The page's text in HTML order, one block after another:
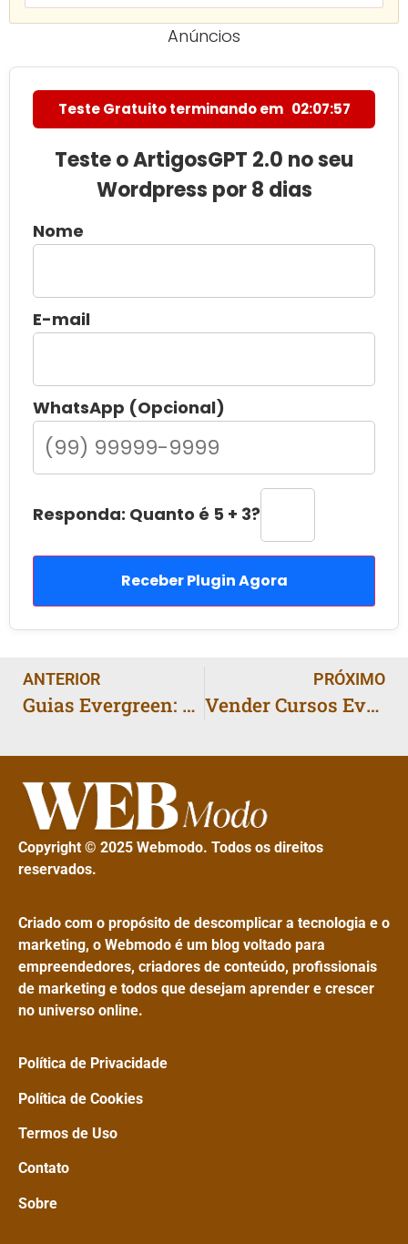
Anúncios
Teste Gratuito terminando em 02:07:56
Teste o ArtigosGPT 2.0 no seu
Wordpress por 8 dias
Nome
E-mail
WhatsApp (Opcional)
Responda: Quanto é 5 + 3?
Receber Plugin Agora
ANTERIOR
Guias Evergreen: Como Criar um que Venda por Anos em 2025
PRÓXIMO
Vender Cursos Evergreen: O Funil que Converte em 23 Dias
Copyright © 2025 Webmodo. Todos os direitos
reservados.
Criado com o propósito de descomplicar a tecnologia e o
marketing, o Webmodo é um blog voltado para
empreendedores, criadores de conteúdo, profissionais
de marketing e todos que desejam aprender e crescer
no universo online.
Política de Privacidade
Política de Cookies
Termos de Uso
Contato
Sobre